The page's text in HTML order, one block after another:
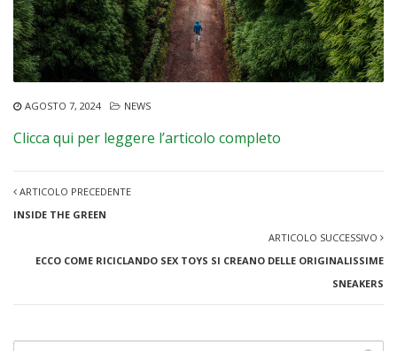
AGOSTO 7, 2024 NEWS
Clicca qui per leggere l’articolo completo
ARTICOLO PRECEDENTE
INSIDE THE GREEN
ARTICOLO SUCCESSIVO
ECCO COME RICICLANDO SEX TOYS SI CREANO DELLE ORIGINALISSIME
SNEAKERS